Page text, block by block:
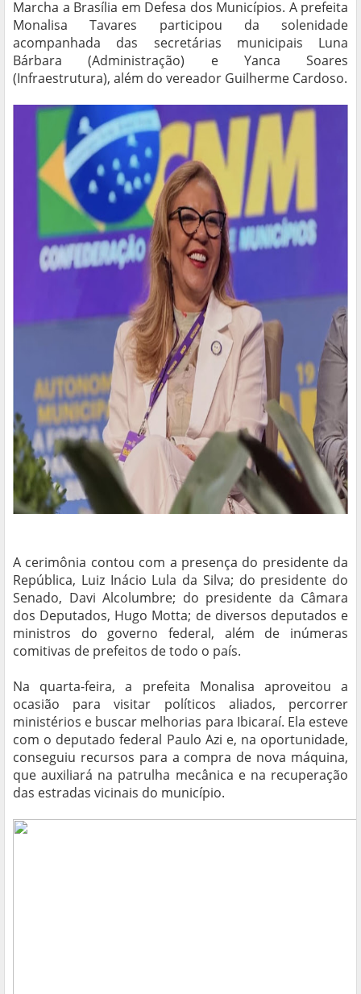
Marcha a Brasília em Defesa dos Municípios. A prefeita
Monalisa Tavares participou da solenidade
acompanhada das secretárias municipais Luna
Bárbara (Administração) e Yanca Soares
(Infraestrutura), além do vereador Guilherme Cardoso.
A cerimônia contou com a presença do presidente da
República, Luiz Inácio Lula da Silva; do presidente do
Senado, Davi Alcolumbre; do presidente da Câmara
dos Deputados, Hugo Motta; de diversos deputados e
ministros do governo federal, além de inúmeras
comitivas de prefeitos de todo o país.
Na quarta-feira, a prefeita Monalisa aproveitou a
ocasião para visitar políticos aliados, percorrer
ministérios e buscar melhorias para Ibicaraí. Ela esteve
com o deputado federal Paulo Azi e, na oportunidade,
conseguiu recursos para a compra de nova máquina,
que auxiliará na patrulha mecânica e na recuperação
das estradas vicinais do município.